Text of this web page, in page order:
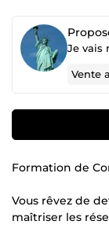
Vente
Formation de
Vous rêvez de
maîtriser les